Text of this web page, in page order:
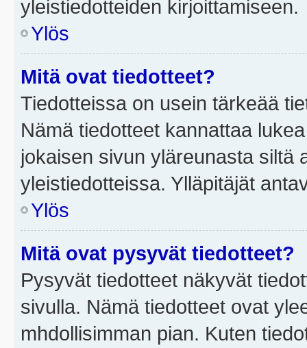
yleistiedotteiden kirjoittamiseen.
Ylös
Mitä ovat tiedotteet?
Tiedotteissa on usein tärkeää
Nämä tiedotteet kannattaa
jokaisen sivun yläreunasta siltä
yleistiedotteissa. Ylläpitäjät
Ylös
Mitä ovat pysyvät tiedotteet?
Pysyvät tiedotteet näkyvät
sivulla. Nämä tiedotteet ovat
mhdollisimman pian. Kuten